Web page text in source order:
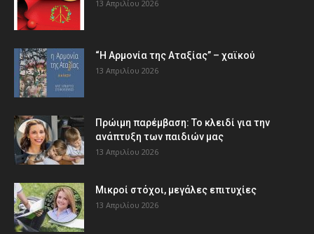
13 Απριλίου 2026
“Η Αρμονία της Αταξίας” – χαϊκού
13 Απριλίου 2026
Πρώιμη παρέμβαση: Το κλειδί για την
ανάπτυξη των παιδιών µας
13 Απριλίου 2026
Μικροί στόχοι, μεγάλες επιτυχίες
13 Απριλίου 2026